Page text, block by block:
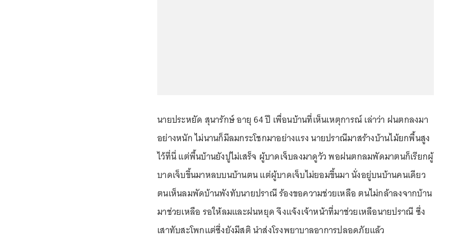
นายประหยัด สุนารักษ์ อายุ 64 ปี เพื่อนบ้านที่เห็นเหตุการณ์ เล่าว่า ฝนตกลงมา
อย่างหนัก ไม่นานก็มีลมกระโชกมาอย่างแรง นายปราณีมาสร้างบ้านไม้ยกพื้นสูง
ไว้ที่นี่ แต่พื้นบ้านยังปูไม่เสร็จ ผู้บาดเจ็บลงมาดูวัว พอฝนตกลมพัดมาตนก็เรียกผู้
บาดเจ็บขึ้นมาหลบบนบ้านตน แต่ผู้บาดเจ็บไม่ยอมขึ้นมา นั่งอยู่บนบ้านคนเดียว
ตนเห็นลมพัดบ้านพังทับนายปราณี ร้องขอความช่วยเหลือ ตนไม่กล้าลงจากบ้าน
มาช่วยเหลือ รอให้ลมและฝนหยุด จึงแจ้งเจ้าหน้าที่มาช่วยเหลือนายปราณี ซึ่ง
เสาทับสะโพกแต่ซึ่งยังมีสติ นำส่งโรงพยาบาลอาการปลอดภัยแล้ว